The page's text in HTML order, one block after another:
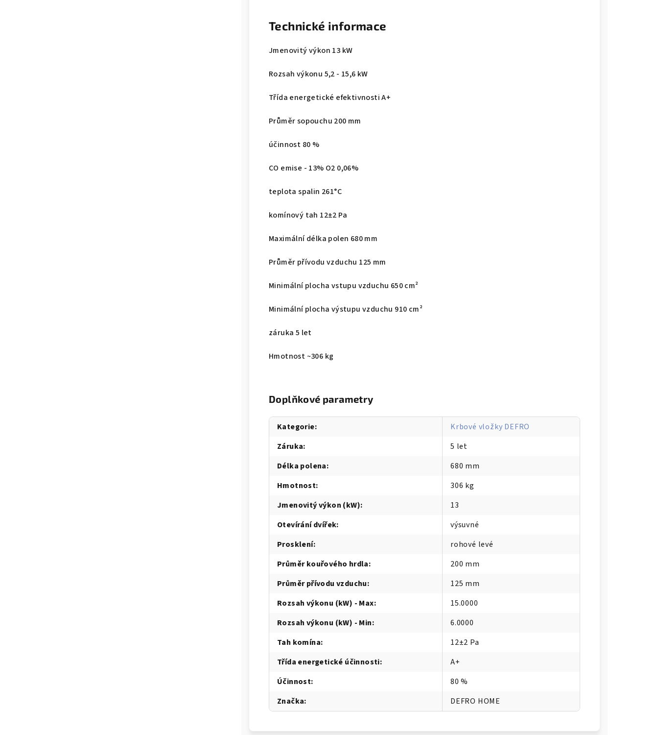
Technické informace
Jmenovitý výkon 13 kW
Rozsah výkonu 5,2 - 15,6 kW
Třída energetické efektivnosti A+
Průměr sopouchu 200 mm
účinnost 80 %
CO emise - 13% O2 0,06%
teplota spalin 261°C
komínový tah 12±2 Pa
Maximální délka polen 680 mm
Průměr přívodu vzduchu 125 mm
Minimální plocha vstupu vzduchu 650 cm²
Minimální plocha výstupu vzduchu 910 cm²
záruka 5 let
Hmotnost ~306 kg
Doplňkové parametry
Kategorie:
Krbové vložky DEFRO
Záruka:
5 let
Délka polena:
680 mm
Hmotnost:
306 kg
Jmenovitý výkon (kW):
13
Otevírání dvířek:
výsuvné
Prosklení:
rohové levé
Průměr kouřového hrdla:
200 mm
Průměr přívodu vzduchu:
125 mm
Rozsah výkonu (kW) - Max:
15.0000
Rozsah výkonu (kW) - Min:
6.0000
Tah komína:
12±2 Pa
Třída energetické účinnosti:
A+
Účinnost:
80 %
Značka: DEFRO HOME